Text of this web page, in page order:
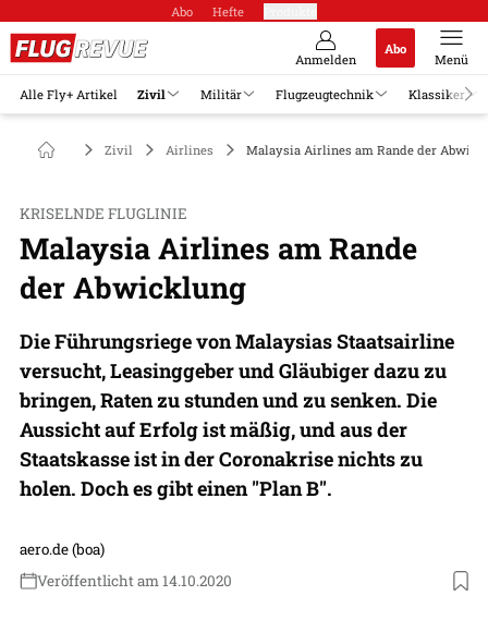
Abo Hefte
Anmelden
Abo
Menü
Alle Fly+ Artikel Zivil Militär Flugzeugtechnik Klassiker
Zivil Airlines Malaysia Airlines am Rande der
KRISELNDE FLUGLINIE
Malaysia Airlines am Rande
der Abwicklung
Die Führungsriege von Malaysias Staatsairline
versucht, Leasinggeber und Gläubiger dazu zu
bringen, Raten zu stunden und zu senken. Die
Aussicht auf Erfolg ist mäßig, und aus der
Staatskasse ist in der Coronakrise nichts zu
holen. Doch es gibt einen "Plan B".
aero.de (boa)
Veröffentlicht am 14.10.2020
Foto: Airbus